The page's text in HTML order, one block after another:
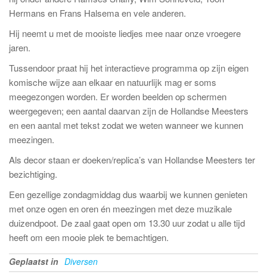
Hermans en Frans Halsema en vele anderen.
Hij neemt u met de mooiste liedjes mee naar onze vroegere
jaren.
Tussendoor praat hij het interactieve programma op zijn eigen
komische wijze aan elkaar en natuurlijk mag er soms
meegezongen worden. Er worden beelden op schermen
weergegeven; een aantal daarvan zijn de Hollandse Meesters
en een aantal met tekst zodat we weten wanneer we kunnen
meezingen.
Als decor staan er doeken/replica’s van Hollandse Meesters ter
bezichtiging.
Een gezellige zondagmiddag dus waarbij we kunnen genieten
met onze ogen en oren én meezingen met deze muzikale
duizendpoot. De zaal gaat open om 13.30 uur zodat u alle tijd
heeft om een mooie plek te bemachtigen.
Geplaatst in Diversen